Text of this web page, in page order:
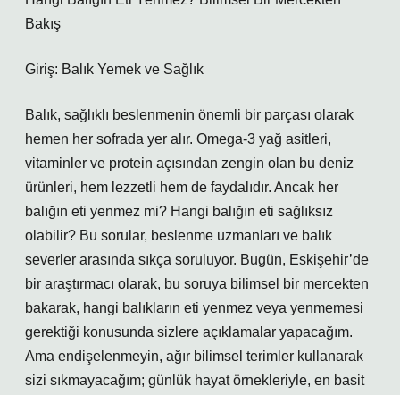
Bakış
Giriş: Balık Yemek ve Sağlık
Balık, sağlıklı beslenmenin önemli bir parçası olarak
hemen her sofrada yer alır. Omega-3 yağ asitleri,
vitaminler ve protein açısından zengin olan bu deniz
ürünleri, hem lezzetli hem de faydalıdır. Ancak her
balığın eti yenmez mi? Hangi balığın eti sağlıksız
olabilir? Bu sorular, beslenme uzmanları ve balık
severler arasında sıkça soruluyor. Bugün, Eskişehir’de
bir araştırmacı olarak, bu soruya bilimsel bir mercekten
bakarak, hangi balıkların eti yenmez veya yenmemesi
gerektiği konusunda sizlere açıklamalar yapacağım.
Ama endişelenmeyin, ağır bilimsel terimler kullanarak
sizi sıkmayacağım; günlük hayat örnekleriyle, en basit